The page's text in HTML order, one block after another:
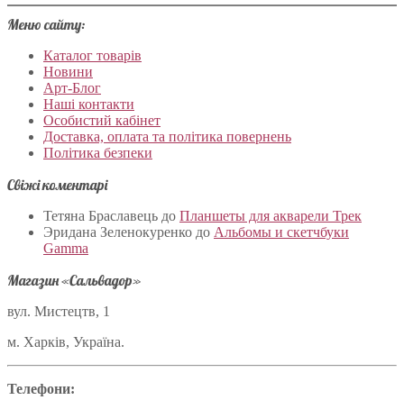
Меню сайту:
Каталог товарів
Новини
Арт-Блог
Наші контакти
Особистий кабінет
Доставка, оплата та політика повернень
Політика безпеки
Свіжі коментарі
Тетяна Браславець до Планшеты для акварели Трек
Эридана Зеленокуренко до Альбомы и скетчбуки
Gamma
Магазин «Сальвадор»
вул. Мистецтв, 1
м. Харків, Україна.
Телефони: